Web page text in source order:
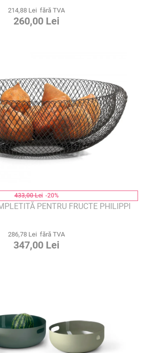
214,88 Lei fără TVA
260,00 Lei
433,00 Lei -20%
PENTRU FRUCTE PHILIPPI
286,78 Lei fără TVA
347,00 Lei